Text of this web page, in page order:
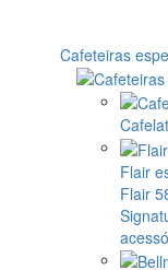
Cafeteiras
Flair
Flair